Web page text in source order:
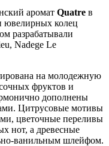
аромат Quatre в
ювелирных колец
разрабатывали
Nadege Le
на молодежную
фруктов и
дополнены
Цитрусовые мотивы
цветочные переливы
нот, а древесные
ванильным шлейфом.